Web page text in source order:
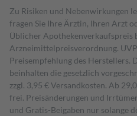
Zu Risiken und Nebenwirkungen
fragen Sie Ihre Ärztin, Ihren Arzt
Üblicher Apothekenverkaufspreis
Arzneimittelpreisverordnung.
Preisempfehlung des Herstellers.
beinhalten die gesetzlich
zzgl. 3,95 € Versandkosten. Ab
frei. Preisänderungen und
und Gratis-Beigaben nur solange